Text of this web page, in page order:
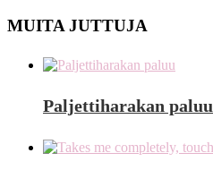
MUITA JUTTUJA
Paljettiharakan paluu